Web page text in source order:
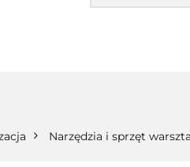
Narzędzia i sprzęt